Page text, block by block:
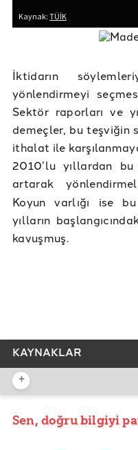
İktidarın
yönlendirmeyi
Sektör raporları ve
demeçler, bu teşviğin
ithalat ile
2010’lu yıllardan
artarak
Koyun varlığı ise
yılların
kavuşmuş.
KAYNAKLAR
REFERANSLAR
Tarım İşletmeleri
Hayvancılık Sektör
+
YAYIN TARİHİ
Sen, doğru bilgiyi